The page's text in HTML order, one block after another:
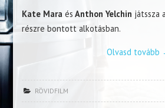
Kate Mara és Anthon Yelchin játssza
részre bontott alkotásban.
Olvasd tovább
RÖVIDFILM